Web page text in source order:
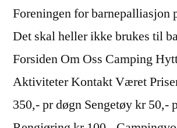
Foreningen for barnepalliasjon
Det skal heller ikke brukes til
Forsiden Om Oss Camping
Aktiviteter Kontakt Været
350,- pr døgn Sengetøy kr 50,-